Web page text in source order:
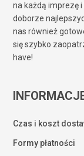
na każdą imprezę
doborze
nas również
się szybko
have!
Czas i koszt
Formy płatności